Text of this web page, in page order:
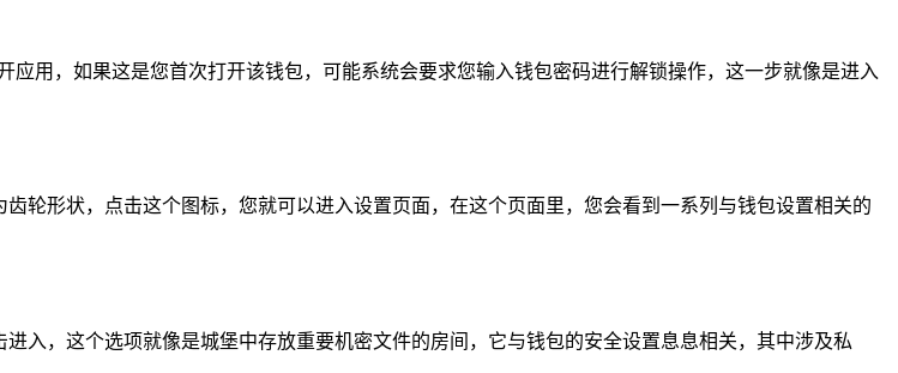
用，如果这是您首次打开该钱包，可能系统会要求您输入钱包密码进行解锁操作，这一步就像是进入
轮形状，点击这个图标，您就可以进入设置页面，在这个页面里，您会看到一系列与钱包设置相关的
入，这个选项就像是城堡中存放重要机密文件的房间，它与钱包的安全设置息息相关，其中涉及私